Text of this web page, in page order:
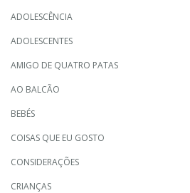
ADOLESCÊNCIA
ADOLESCENTES
AMIGO DE QUATRO PATAS
AO BALCÃO
BEBÉS
COISAS QUE EU GOSTO
CONSIDERAÇÕES
CRIANÇAS